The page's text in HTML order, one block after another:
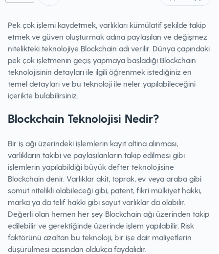
Pek çok işlemi kaydetmek, varlıkları kümülatif şekilde takip
etmek ve güven oluşturmak adına paylaşılan ve değişmez
nitelikteki teknolojiye Blockchain adı verilir. Dünya çapındaki
pek çok işletmenin geçiş yapmaya başladığı Blockchain
teknolojisinin detayları ile ilgili öğrenmek istediğiniz en
temel detayları ve bu teknoloji ile neler yapılabileceğini
içerikte bulabilirsiniz.
Blockchain Teknolojisi Nedir?
Bir iş ağı üzerindeki işlemlerin kayıt altına alınması,
varlıkların takibi ve paylaşılanların takip edilmesi gibi
işlemlerin yapılabildiği büyük defter teknolojisine
Blockchain denir. Varlıklar akit, toprak, ev veya araba gibi
somut nitelikli olabileceği gibi, patent, fikri mülkiyet hakkı,
marka ya da telif hakkı gibi soyut varlıklar da olabilir.
Değerli olan hemen her şey Blockchain ağı üzerinden takip
edilebilir ve gerektiğinde üzerinde işlem yapılabilir. Risk
faktörünü azaltan bu teknoloji, bir işe dair maliyetlerin
düşürülmesi açısından oldukça faydalıdır.